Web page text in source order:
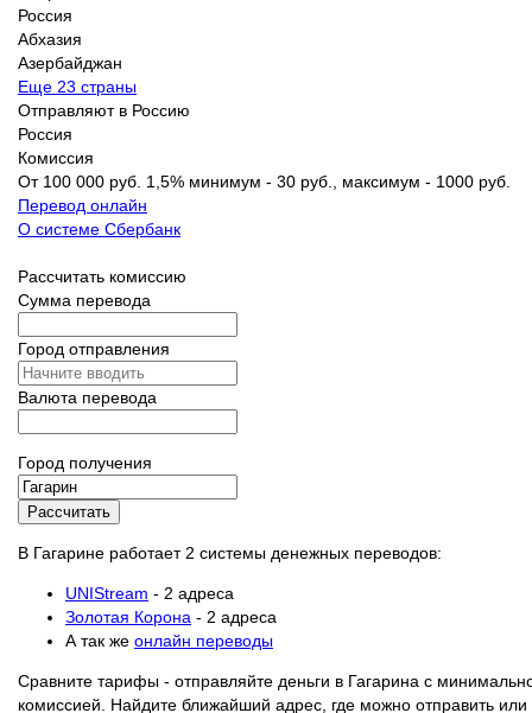
Россия
Абхазия
Азербайджан
Еще 23 страны
Отправляют в Россию
Россия
Комиссия
От 100 000 руб. 1,5% минимум - 30 руб., максимум - 1000 руб.
Перевод онлайн
О системе Сбербанк
Рассчитать комиссию
Сумма перевода
Город отправления
Валюта перевода
Город получения
Рассчитать
В Гагарине работает 2 системы денежных переводов:
UNIStream - 2 адреса
Золотая Корона - 2 адреса
А так же онлайн переводы
Сравните тарифы - отправляйте деньги в Гагарина с
комиссией. Найдите ближайший адрес, где можно отправить или